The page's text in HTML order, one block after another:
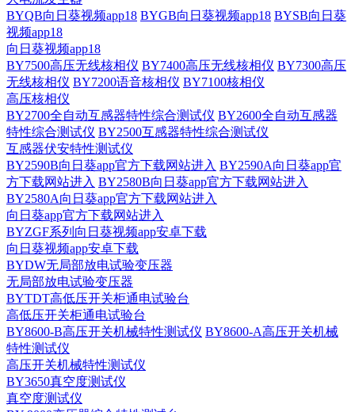
BYQB向日葵视频app18 BYGB向日葵视频app18 BYSB向日葵
视频app18
向日葵视频app18
BY7500高压无线核相仪 BY7400高压无线核相仪 BY7300高压
无线核相仪 BY7200语音核相仪 BY7100核相仪
高压核相仪
BY2700全自动互感器特性综合测试仪 BY2600全自动互感器
特性综合测试仪 BY2500互感器特性综合测试仪
互感器伏安特性测试仪
BY2590B向日葵app官方下载网站进入 BY2590A向日葵app官
方下载网站进入 BY2580B向日葵app官方下载网站进入
BY2580A向日葵app官方下载网站进入
向日葵app官方下载网站进入
BYZGF系列向日葵视频app安卓下载
向日葵视频app安卓下载
BYDW无局部放电试验变压器
无局部放电试验变压器
BYTDT高低压开关柜通电试验台
高低压开关柜通电试验台
BY8600-B高压开关机械特性测试仪 BY8600-A高压开关机械
特性测试仪
高压开关机械特性测试仪
BY3650真空度测试仪
真空度测试仪